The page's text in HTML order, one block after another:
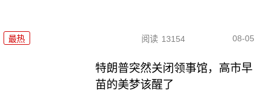
最热 阅读 13154 08-05
特朗普突然关闭领事馆，高市早
苗的美梦该醒了